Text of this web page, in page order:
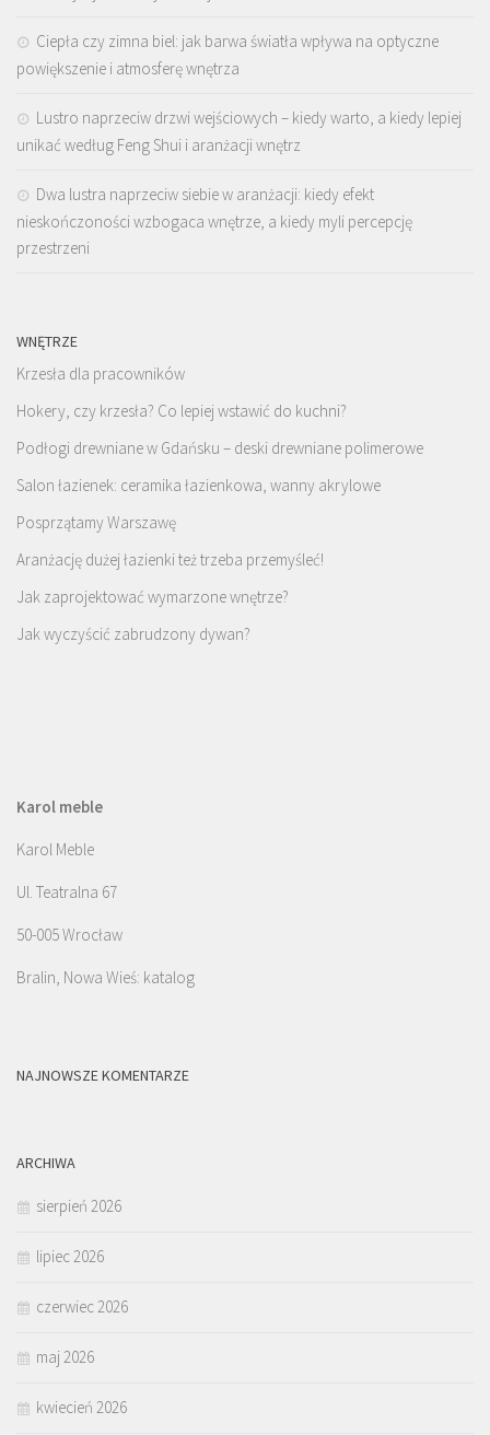
Ciepła czy zimna biel: jak barwa światła wpływa na optyczne
powiększenie i atmosferę wnętrza
Lustro naprzeciw drzwi wejściowych – kiedy warto, a kiedy lepiej
unikać według Feng Shui i aranżacji wnętrz
Dwa lustra naprzeciw siebie w aranżacji: kiedy efekt
nieskończoności wzbogaca wnętrze, a kiedy myli percepcję
przestrzeni
WNĘTRZE
Krzesła dla pracowników
Hokery, czy krzesła? Co lepiej wstawić do kuchni?
Podłogi drewniane w Gdańsku – deski drewniane polimerowe
Salon łazienek: ceramika łazienkowa, wanny akrylowe
Posprzątamy Warszawę
Aranżację dużej łazienki też trzeba przemyśleć!
Jak zaprojektować wymarzone wnętrze?
Jak wyczyścić zabrudzony dywan?
Karol meble
Karol Meble
Ul. Teatralna 67
50-005 Wrocław
Bralin, Nowa Wieś: katalog
NAJNOWSZE KOMENTARZE
ARCHIWA
sierpień 2026
lipiec 2026
czerwiec 2026
maj 2026
kwiecień 2026